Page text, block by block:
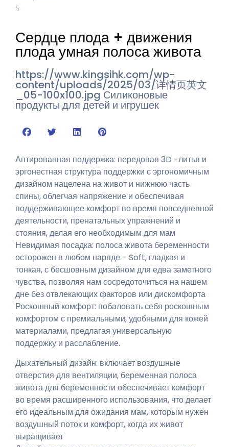
Сердце плода + движения
плода умная полоса живота
https://www.kingsihk.com/wp-
content/uploads/2025/03/详情页英文
_05-100x100.jpg Силиконовые
продукты для детей и игрушек
Аптированная поддержка: передовая 3D -литья и
эргонестная структура поддержки с эргономичным
дизайном нацелена на живот и нижнюю часть
спины, облегчая напряжение и обеспечивая
поддерживающее комфорт во время повседневной
деятельности, пренатальных упражнений и
стояния, делая его необходимым для мам
Невидимая посадка: полоса живота беременности
осторожен в любом наряде - Soft, гладкая и
тонкая, с бесшовным дизайном для едва заметного
чувства, позволяя нам сосредоточиться на нашем
дне без отвлекающих факторов или дискомфорта
Роскошный комфорт: побаловать себя роскошным
комфортом с премиальными, удобными для кожей
материалами, предлагая универсальную
поддержку и расслабление.
Дыхательный дизайн: включает воздушные
отверстия для вентиляции, беременная полоса
живота для беременности обеспечивает комфорт
во время расширенного использования, что делает
его идеальным для ожидания мам, которым нужен
воздушный поток и комфорт, когда их живот
выращивает